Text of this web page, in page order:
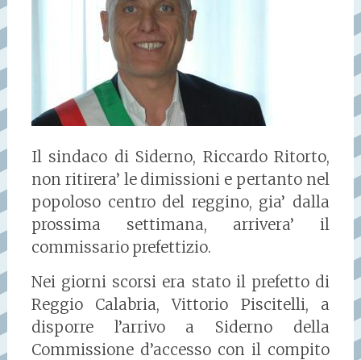
Il sindaco di Siderno, Riccardo Ritorto,
non ritirera’ le dimissioni e pertanto nel
popoloso centro del reggino, gia’ dalla
prossima settimana, arrivera’ il
commissario prefettizio.
Nei giorni scorsi era stato il prefetto di
Reggio Calabria, Vittorio Piscitelli, a
disporre l’arrivo a Siderno della
Commissione d’accesso con il compito